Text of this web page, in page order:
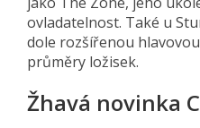
ovladatelnost. Také u
dole rozšířenou
průměry ložisek.
Žhavá novinka